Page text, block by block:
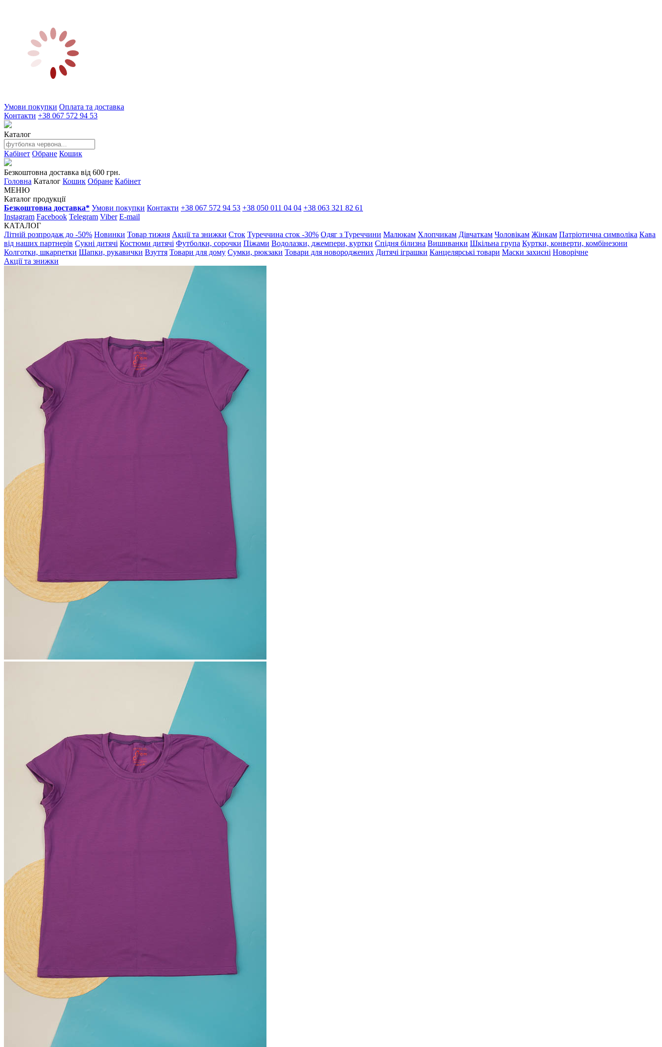
Умови покупки Оплата та доставка
Контакти +38 067 572 94 53
Каталог
Кабінет Обране Кошик
Безкоштовна доставка від 600 грн.
Головна Каталог Кошик Обране Кабінет
МЕНЮ
Каталог продукції
Безкоштовна доставка* Умови покупки Контакти +38 067 572 94 53 +38 050 011 04 04 +38 063 321 82 61
Instagram Facebook Telegram Viber E-mail
КАТАЛОГ
Літній розпродаж до -50% Новинки Товар тижня Акції та знижки Сток Туреччина сток -30% Одяг з Туреччини Малюкам Хлопчикам Дівчаткам Чоловікам Жінкам Патріотична символіка Кава
від наших партнерів Сукні дитячі Костюми дитячі Футболки, сорочки Піжами Водолазки, джемпери, куртки Спідня білизна Вишиванки Шкільна група Куртки, конверти, комбінезони
Колготки, шкарпетки Шапки, рукавички Взуття Товари для дому Сумки, рюкзаки Товари для новороджених Дитячі іграшки Канцелярські товари Маски захисні Новорічне
Акції та знижки